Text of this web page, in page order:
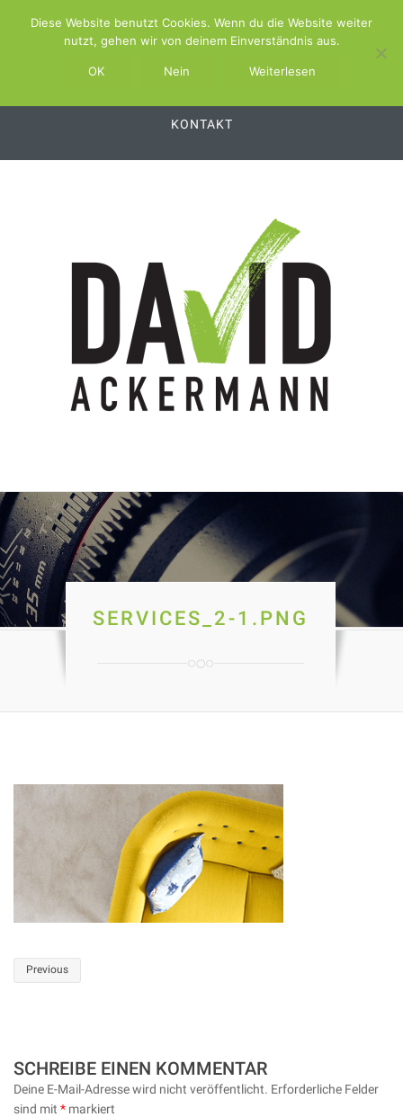
ABOUT SCHWIMMBAD.TV
KONTAKT
SERVICES_2-1.PNG
Post
Previous
SCHREIBE EINEN KOMMENTAR
Deine E-Mail-Adresse wird nicht veröffentlicht. Erforderliche Felder
sind mit * markiert
Diese Website benutzt Cookies. Wenn du die Website weiter
nutzt, gehen wir von deinem Einverständnis aus.
OK Nein Weiterlesen